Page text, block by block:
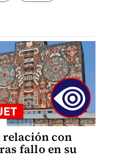
relación con
fallo en su